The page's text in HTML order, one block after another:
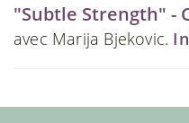
"Subtle Strength" -
avec Marija Bjekovic.